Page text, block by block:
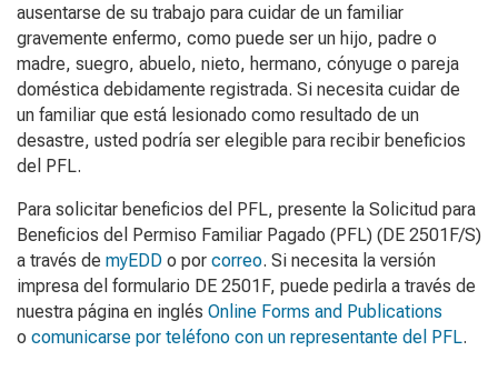
ausentarse de su trabajo para cuidar de un familiar
gravemente enfermo, como puede ser un hijo, padre o
madre, suegro, abuelo, nieto, hermano, cónyuge o pareja
doméstica debidamente registrada. Si necesita cuidar de
un familiar que está lesionado como resultado de un
desastre, usted podría ser elegible para recibir beneficios
del PFL.
Para solicitar beneficios del PFL, presente la Solicitud para
Beneficios del Permiso Familiar Pagado (PFL) (DE 2501F/S)
a través de myEDD o por correo. Si necesita la versión
impresa del formulario DE 2501F, puede pedirla a través de
nuestra página en inglés Online Forms and Publications
o comunicarse por teléfono con un representante del PFL.